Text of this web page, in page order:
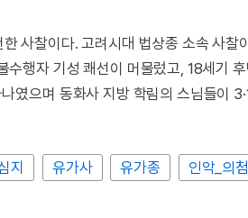
사찰이다. 고려시대 법상종 소속 사찰
행자 기성 쾌선이 머물렀고, 18세기
였으며 동화사 지방 학림의 스님들이
지 유가사 유가종 인악_의첨